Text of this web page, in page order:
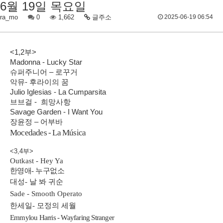
6월 19일 목요일
ra_mo 0 1,662 글주소 2025-06-19 06:54
<1,2부>
Madonna - Lucky Star
슈퍼주니어 – 로꾸거
악뮤- 후라이의 꿈
Julio Iglesias - La Cumparsita
브브걸 - 희망사항
Savage Garden - I Want You
장윤정 – 어부바
Mocedades - La Música
<3,4부>
Outkast - Hey Ya
한영애- 누구없소
대성- 날 봐 귀순
Sade - Smooth Operato
한세일- 모정의 세월
Emmylou Harris - Wayfaring Stranger